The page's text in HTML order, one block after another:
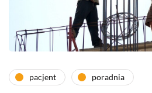
pacjent poradnia